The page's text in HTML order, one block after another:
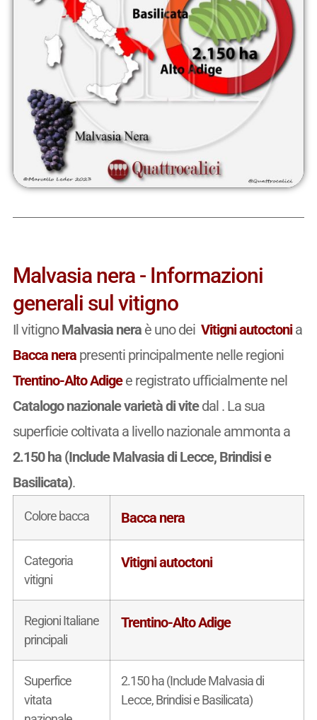
Malvasia nera - Informazioni
generali sul vitigno
Il vitignoMalvasia nera è uno dei Vitigni autoctonia
Bacca nerapresenti principalmente nelle regioni
Trentino-Alto Adigee registrato ufficialmente nel
Catalogo nazionale varietà di vitedal . La sua
superficie coltivata a livello nazionale ammonta a
2.150 ha (Include Malvasia di Lecce, Brindisi e
Basilicata).
Colore bacca Bacca nera
Categoria
vitigni
Vitigni autoctoni
Regioni Italiane
principali
Trentino-Alto Adige
Superfice
vitata
2.150 ha (Include Malvasia di
Lecce, Brindisi e Basilicata)